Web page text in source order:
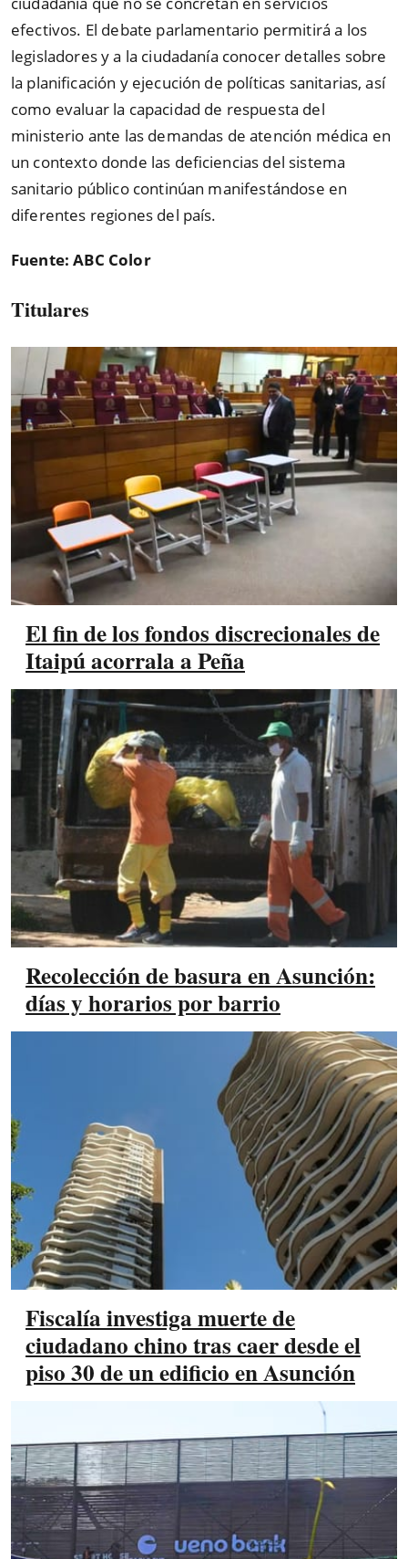
efectivos. El debate parlamentario permitirá a los
legisladores y a la ciudadanía conocer detalles sobre
la planificación y ejecución de políticas sanitarias, así
como evaluar la capacidad de respuesta del
ministerio ante las demandas de atención médica en
un contexto donde las deficiencias del sistema
sanitario público continúan manifestándose en
diferentes regiones del país.
Fuente: ABC Color
Titulares
El fin de los fondos discrecionales de
Itaipú acorrala a Peña
Recolección de basura en Asunción:
días y horarios por barrio
Fiscalía investiga muerte de
ciudadano chino tras caer desde el
piso 30 de un edificio en Asunción